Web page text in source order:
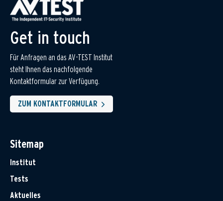
Get in touch
Für Anfragen an das AV-TEST Institut
steht Ihnen das nachfolgende
Kontaktformular zur Verfügung.
ZUM KONTAKTFORMULAR
Sitemap
Institut
Tests
Aktuelles